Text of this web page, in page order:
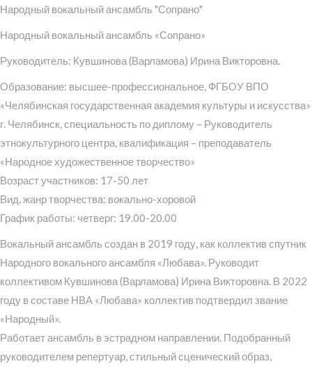
Народный вокальный ансамбль "Сопрано"
Народный вокальный ансамбль «Сопрано»
Руководитель: Кувшинова (Варламова) Ирина Викторовна.
Образование: высшее-профессиональное, ФГБОУ ВПО
«Челябинская государственная академия культуры и искусства»
г. Челябинск, специальность по диплому – Руководитель
этнокультурного центра, квалификация – преподаватель
«Народное художественное творчество»
Возраст участников: 17-50 лет
Вид, жанр творчества: вокально-хоровой
График работы: четверг: 19.00-20.00
Вокальный ансамбль создан в 2019 году, как коллектив спутник
Народного вокального ансамбля «Любава». Руководит
коллективом Кувшинова (Варламова) Ирина Викторовна. В 2022
году в составе НВА «Любава» коллектив подтвердил звание
«Народный».
Работает ансамбль в эстрадном направлении. Подобранный
руководителем репертуар, стильный сценический образ,